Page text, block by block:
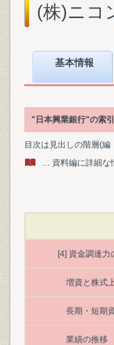
(株)ニコ
基本情報
"日本興業銀行"の索
目次は見出しの階層(
… 資料編に詳細な
[4] 資金調達力
増資と株式
長期・短期
業績の推移